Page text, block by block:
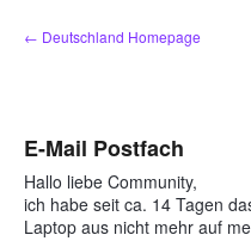
Zum
Inhalt
← Deutschland Homepage
E-Mail Postfach
Hallo liebe Community,
ich habe seit ca. 14 Tagen
Laptop aus nicht mehr auf